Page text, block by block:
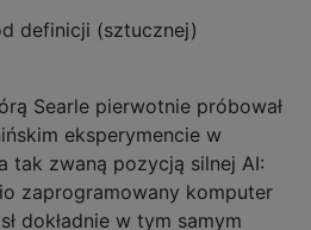
definicji (sztucznej)
Searle pierwotnie próbował
eksperymencie w
tak zwaną pozycją silnej AI:
zaprogramowany komputer
dokładnie w tym samym